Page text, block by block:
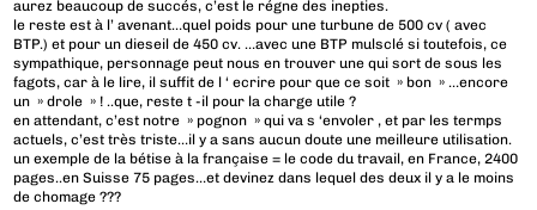
aurez beaucoup de succés, c’est le régne des inepties.
le reste est à l’ avenant…quel poids pour une turbune de 500 cv ( avec
BTP.) et pour un dieseil de 450 cv. …avec une BTP mulsclé si toutefois, ce
sympathique, personnage peut nous en trouver une qui sort de sous les
fagots, car à le lire, il suffit de l ‘ ecrire pour que ce soit » bon » …encore
un » drole » ! ..que, reste t -il pour la charge utile ?
en attendant, c’est notre » pognon » qui va s ‘envoler , et par les termps
actuels, c’est très triste…il y a sans aucun doute une meilleure utilisation.
un exemple de la bétise à la française = le code du travail, en France, 2400
pages..en Suisse 75 pages…et devinez dans lequel des deux il y a le moins
de chomage ???